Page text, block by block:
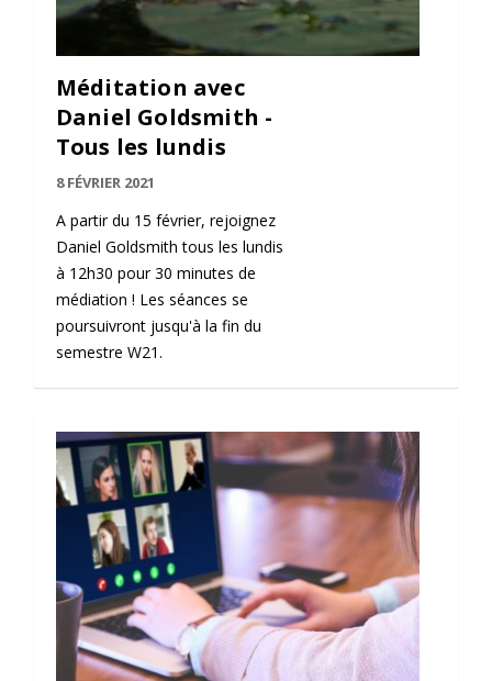
Méditation avec
Daniel Goldsmith -
Tous les lundis
8 FÉVRIER 2021
A partir du 15 février, rejoignez
Daniel Goldsmith tous les lundis
à 12h30 pour 30 minutes de
médiation ! Les séances se
poursuivront jusqu'à la fin du
semestre W21.